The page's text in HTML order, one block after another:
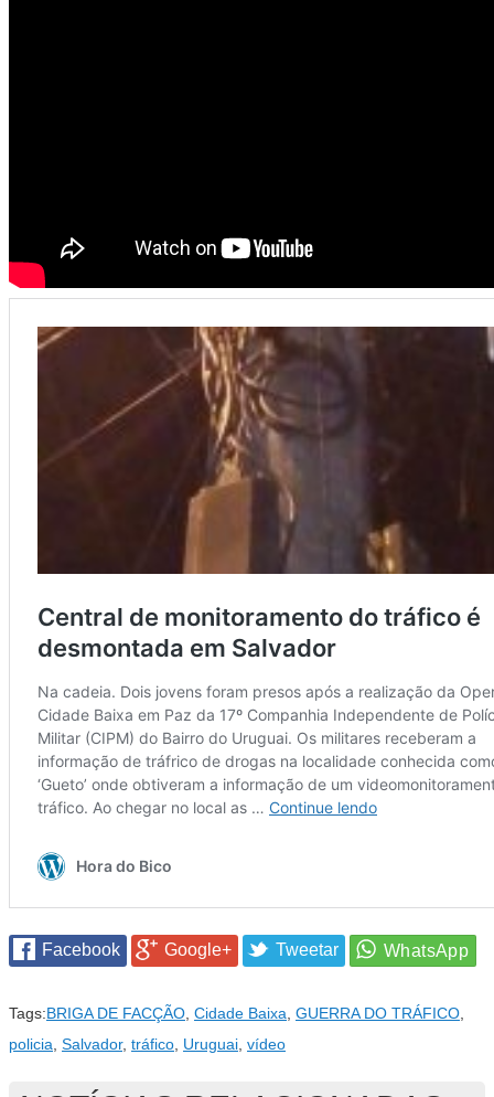
Facebook Google+ Tweetar
Tags:BRIGA DE FACÇÃO, Cidade Baixa, GUERRA DO TRÁFICO,
policia, Salvador, tráfico, Uruguai, vídeo